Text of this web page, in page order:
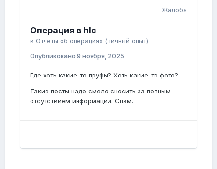
Жалоба
Операция в hlc
в Отчеты об операциях (личный опыт)
Опубликовано 9 ноября, 2025
Где хоть какие-то пруфы? Хоть какие-то фото?
Такие посты надо смело сносить за полным
отсутствием информации. Спам.